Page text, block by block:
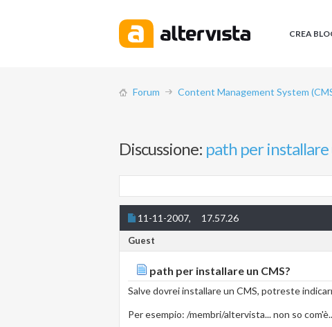
CREA
Forum Content Management System
Discussione: path per installare
11-11-2007, 17.57.26
Guest
path per installare un CMS?
Salve dovrei installare un CMS, potreste
Per esempio: /membri/altervista... non so